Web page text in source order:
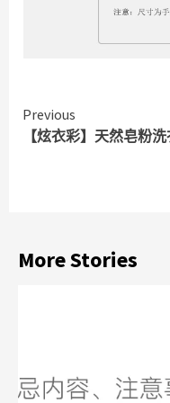
Continue
Reading
Previous
【炫衣彩】天然皂粉
More Stories